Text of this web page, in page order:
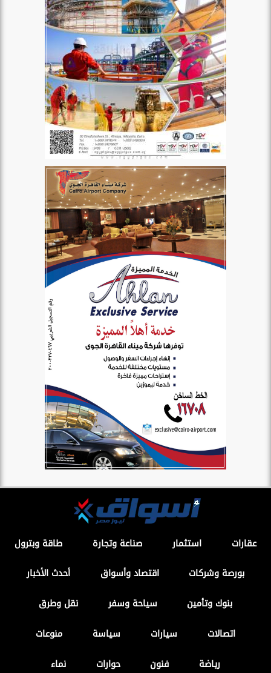
عقارات استثمار صناعة وتجارة
طاقة وبترول
بورصة وشركات
اقتصاد وأسواق
أحدث الأخبار
بنوك وتأمين
سياحة وسفر
نقل وطرق
اتصالات
سيارات سياسة
منوعات
رياضة
فنون حوارات نماء